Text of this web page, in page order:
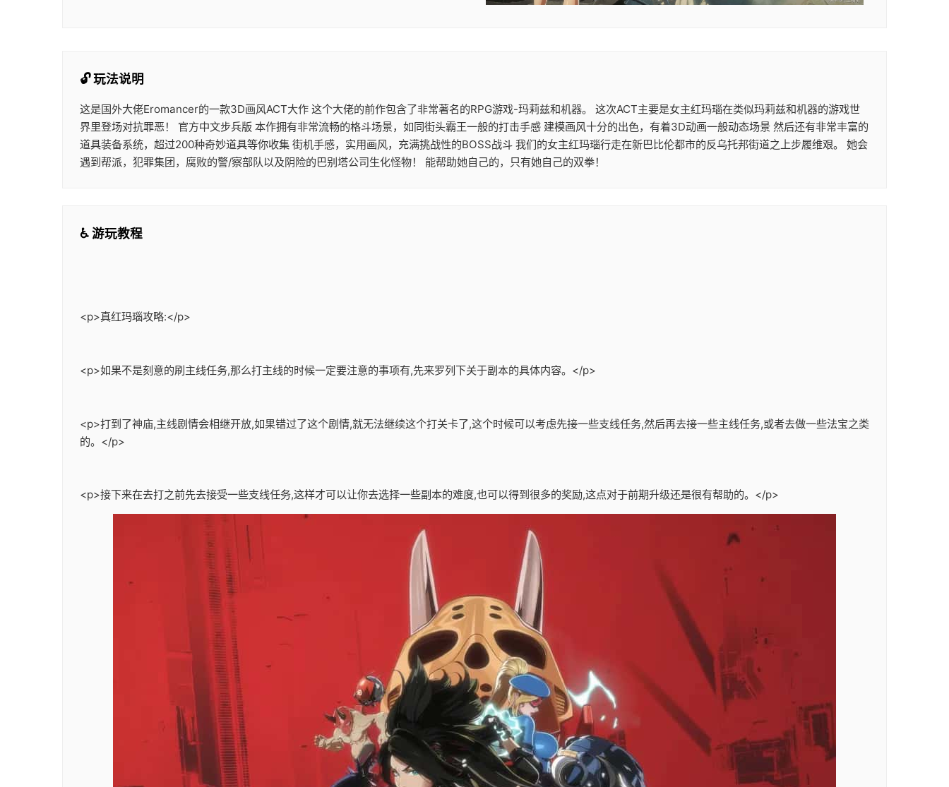
🔓 玩法说明
这是国外大佬Eromancer的一款3D画风ACT大作 这个大佬的前作包含了非常著名的RPG游戏-玛莉兹和机器。 这次ACT主要是女主红玛瑙在类似玛莉兹和机器的游戏世
界里登场对抗罪恶！ 官方中文步兵版 本作拥有非常流畅的格斗场景，如同街头霸王一般的打击手感 建模画风十分的出色，有着3D动画一般动态场景 然后还有非常丰富的
道具装备系统，超过200种奇妙道具等你收集 街机手感，实用画风，充满挑战性的BOSS战斗 我们的女主红玛瑙行走在新巴比伦都市的反乌托邦街道之上步履维艰。 她会
遇到帮派，犯罪集团，腐败的警/察部队以及阴险的巴别塔公司生化怪物！ 能帮助她自己的，只有她自己的双拳！
♿ 游玩教程
<p>真红玛瑙攻略:</p>
<p>如果不是刻意的刷主线任务,那么打主线的时候一定要注意的事项有,先来罗列下关于副本的具体内容。</p>
<p>打到了神庙,主线剧情会相继开放,如果错过了这个剧情,就无法继续这个打关卡了,这个时候可以考虑先接一些支线任务,然后再去接一些主线任务,或者去做一些法宝之类
的。</p>
<p>接下来在去打之前先去接受一些支线任务,这样才可以让你去选择一些副本的难度,也可以得到很多的奖励,这点对于前期升级还是很有帮助的。</p>